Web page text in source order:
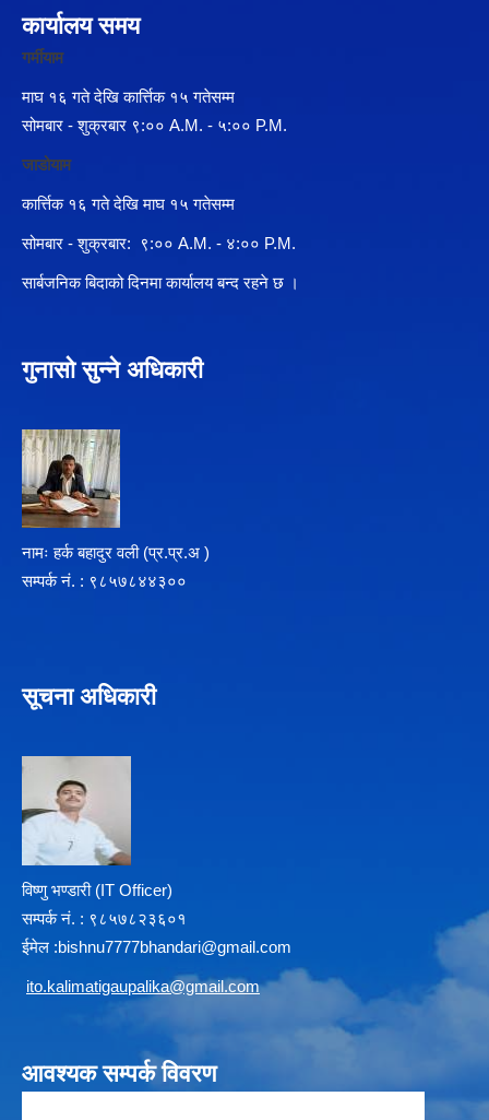
कार्यालय समय
गर्मीयाम
माघ १६ गते देखि कार्त्तिक १५ गतेसम्म
सोमबार - शुक्रबार ९:०० A.M. - ५:०० P.M.
जाडोयाम
कार्त्तिक १६ गते देखि माघ १५ गतेसम्म
सोमबार - शुक्रबार: ९:०० A.M. - ४:०० P.M.
सार्बजनिक बिदाको दिनमा कार्यालय बन्द रहने छ ।
गुनासो सुन्ने अधिकारी
नामः हर्क बहादुर वली (प्र‍.प्र.अ )
सम्पर्क न‌ं. : ९८५७८४४३००
सूचना अधिकारी
विष्णु भण्डारी (IT Officer)
सम्पर्क न‌ं. : ९८५७८२३६०१
ईमेल :bishnu7777bhandari@gmail.com
ito.kalimatigaupalika@gmail.com
आवश्यक सम्पर्क विवरण